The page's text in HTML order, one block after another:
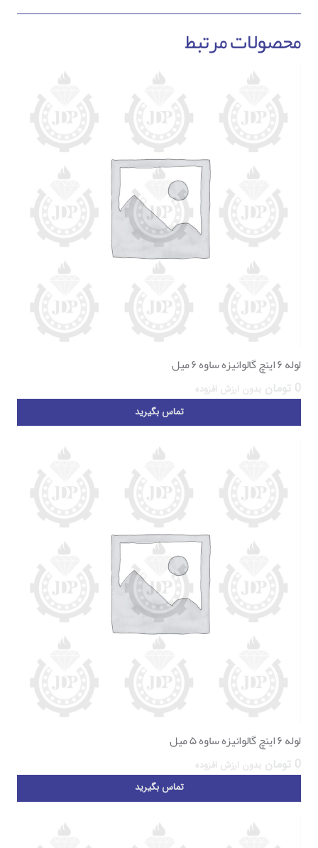
محصولات مرتبط
لوله ۶ اینچ گالوانیزه ساوه ۶ میل
0 تومان بدون ارزش افزوده
تماس بگیرید
لوله ۶ اینچ گالوانیزه ساوه ۵ میل
0 تومان بدون ارزش افزوده
تماس بگیرید